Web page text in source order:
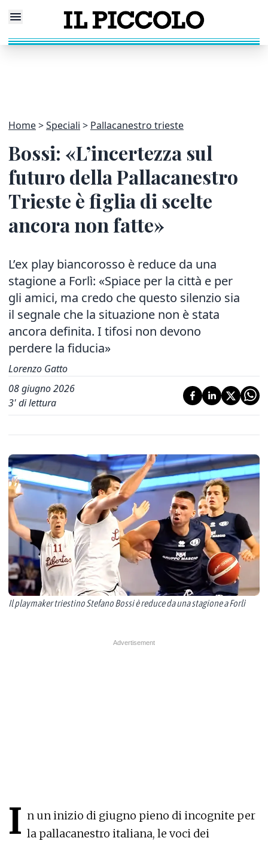
Home Speciali Pallacanestro trieste
Bossi: «L’incertezza sul
futuro della Pallacanestro
Trieste è figlia di scelte
ancora non fatte»
L’ex play biancorosso è reduce da una
stagione a Forlì: «Spiace per la città e per
gli amici, ma credo che questo silenzio sia
il segnale che la situazione non è stata
ancora definita. I tifosi non devono
perdere la fiducia»
Lorenzo Gatto
08 giugno 2026
3' di lettura
Il playmaker triestino Stefano Bossi è reduce da una stagione a Forlì
I n un inizio di giugno pieno di incognite per
la pallacanestro italiana, le voci dei